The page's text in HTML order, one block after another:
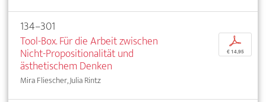
134–301
Tool-Box. Für die Arbeit zwischen
Nicht-Propositionalität und
ästhetischem Denken
Mira Fliescher, Julia Rintz
p
€ 14,95